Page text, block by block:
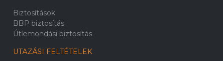
Biztosítások
BBP biztosítás
Útlemondási biztosítás
UTAZÁSI FELTÉTELEK